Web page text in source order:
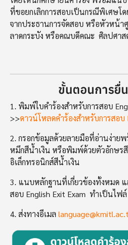
ที่ขอยกเลิกการสอบเป็นกรณีพิเศษโ
จากประธานการจัดสอบ หรือหัวหน้า
ลาดกระบัง หรือคณบดีคณะ ศิลปศาส
ขั้นตอนการยื่
1. พิมพ์ใบคำร้องสำหรับการสอบ
>>ดาวน์โหลดคำร้องสำหรับการสอบ
2. กรอกข้อมูลด้วยลายมือที่อ่านง่าย
หมึกสีน้ำเงิน หรือพิมพ์ด้วยตัวอักษร
อิเล็กทรอนิกส์สีน้ำเงิน
3. แนบหลักฐานที่เกี่ยวข้องทั้งหมด แ
สอบ English Exit Exam ทำเป็นไฟ
4. ส่งทางอีเมล
Image